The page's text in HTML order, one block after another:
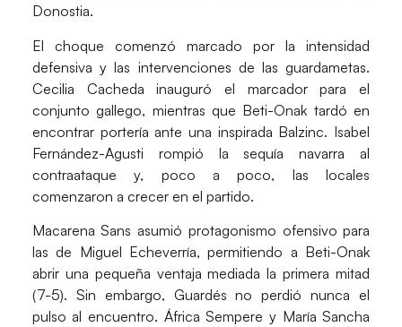
Donostia.
El choque comenzó marcado por la intensidad
defensiva y las intervenciones de las guardametas.
Cecilia Cacheda inauguró el marcador para el
conjunto gallego, mientras que Beti-Onak tardó en
encontrar portería ante una inspirada Balzinc. Isabel
Fernández-Agusti rompió la sequía navarra al
contraataque y, poco a poco, las locales
comenzaron a crecer en el partido.
Macarena Sans asumió protagonismo ofensivo para
las de Miguel Echeverría, permitiendo a Beti-Onak
abrir una pequeña ventaja mediada la primera mitad
(7-5). Sin embargo, Guardés no perdió nunca el
pulso al encuentro. África Sempere y María Sancha